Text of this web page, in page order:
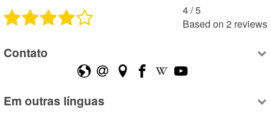
4 /5
Based on 2 reviews
Contato
Em outras línguas